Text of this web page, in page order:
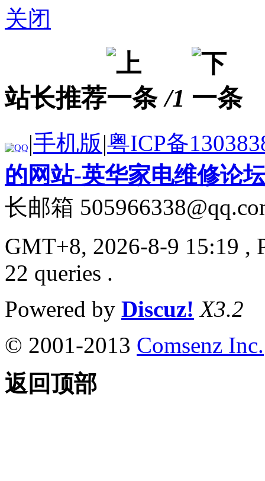
关闭
站长推荐 /1
|手机版|粤ICP备
的网站-英华家电维修论
长邮箱
GMT+8, 2026-8-9 15:19 ,
22 queries .
Powered by Discuz! X3.2
© 2001-2013 Comsenz Inc.
返回顶部